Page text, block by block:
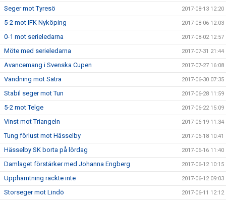
Seger mot Tyresö 2017-08-13 12:20
5-2 mot IFK Nyköping 2017-08-06 12:03
0-1 mot serieledarna 2017-08-02 12:57
Möte med serieledarna 2017-07-31 21:44
Avancemang i Svenska Cupen 2017-07-27 16:08
Vändning mot Sätra 2017-06-30 07:35
Stabil seger mot Tun 2017-06-28 11:59
5-2 mot Telge 2017-06-22 15:09
Vinst mot Triangeln 2017-06-19 11:34
Tung förlust mot Hässelby 2017-06-18 10:41
Hässelby SK borta på lördag 2017-06-16 11:40
Damlaget förstärker med Johanna Engberg 2017-06-12 10:15
Upphämtning räckte inte 2017-06-12 09:03
Storseger mot Lindö 2017-06-11 12:12